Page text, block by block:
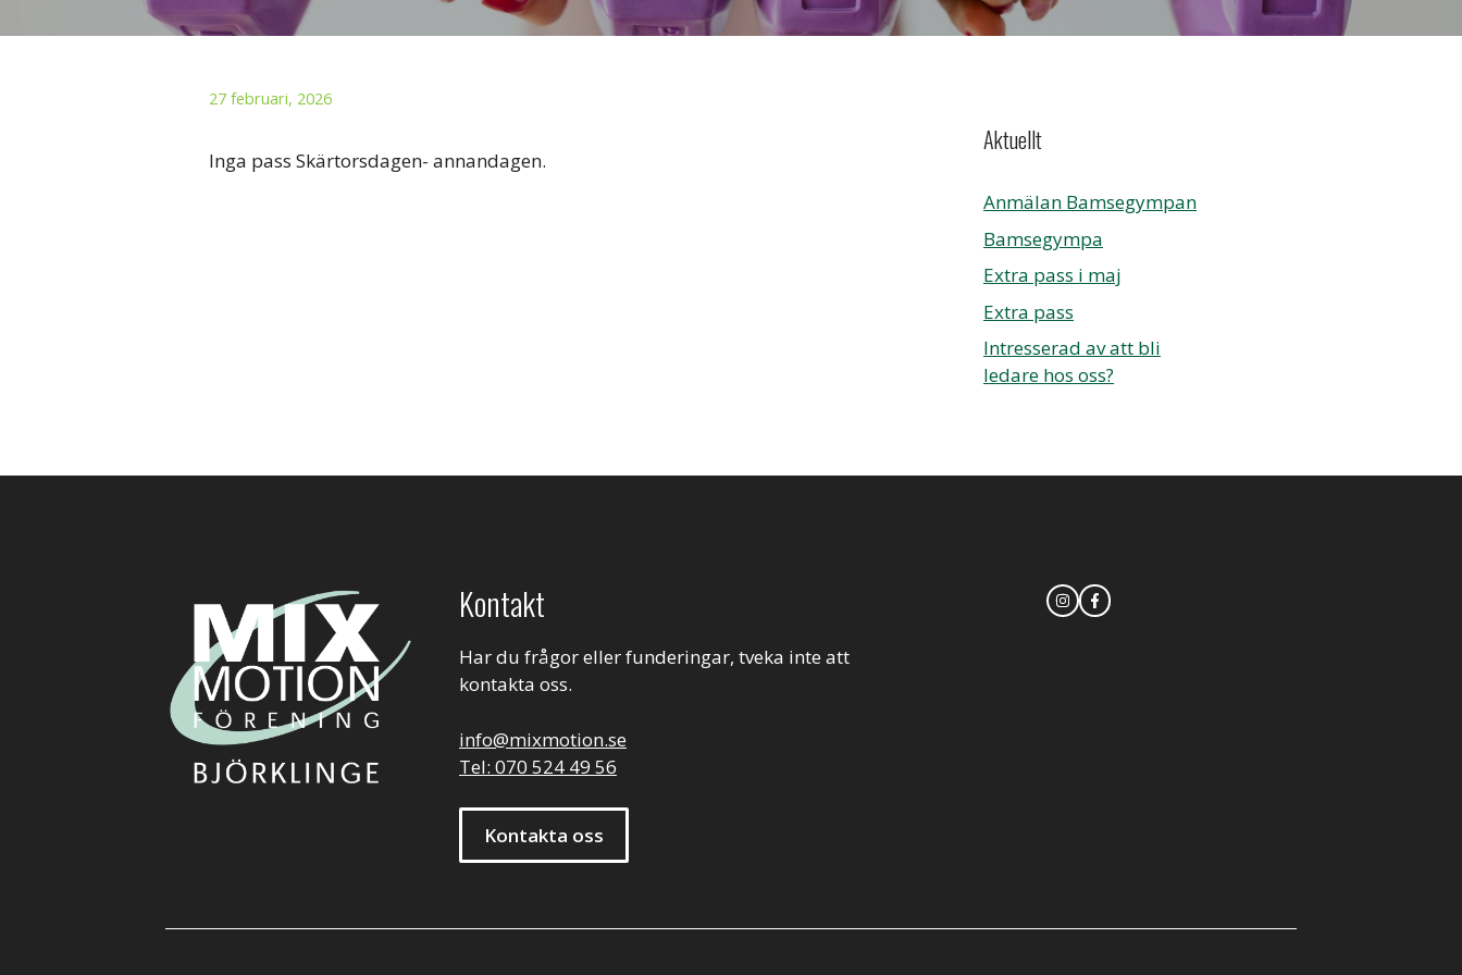
27 februari, 2026
Inga pass Skärtorsdagen- annandagen.
Aktuellt
Anmälan Bamsegympan
Bamsegympa
Extra pass i maj
Extra pass
Intresserad av att bli
ledare hos oss?
Kontakt
Har du frågor eller funderingar, tveka inte att
kontakta oss.
info@mixmotion.se
Tel: 070 524 49 56
Kontakta oss